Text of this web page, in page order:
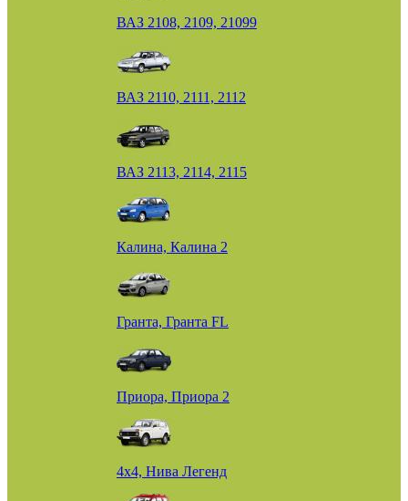
ВАЗ 2108, 2109, 21099
ВАЗ 2110, 2111, 2112
ВАЗ 2113, 2114, 2115
Калина, Калина 2
Гранта, Гранта FL
Приора, Приора 2
4х4, Нива Легенд